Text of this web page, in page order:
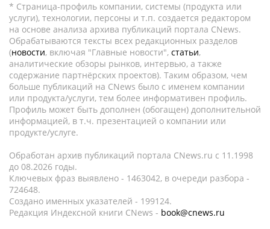
* Страница-профиль компании, системы (продукта или
услуги), технологии, персоны и т.п. создается редактором
на основе анализа архива публикаций портала CNews.
Обрабатываются тексты всех редакционных разделов
(новости, включая "Главные новости", статьи,
аналитические обзоры рынков, интервью, а также
содержание партнёрских проектов). Таким образом, чем
больше публикаций на CNews было с именем компании
или продукта/услуги, тем более информативен профиль.
Профиль может быть дополнен (обогащен) дополнительной
информацией, в т.ч. презентацией о компании или
продукте/услуге.
Обработан архив публикаций портала CNews.ru c 11.1998
до 08.2026 годы.
Ключевых фраз выявлено - 1463042, в очереди разбора -
724648.
Создано именных указателей - 199124.
Редакция Индексной книги CNews - book@cnews.ru